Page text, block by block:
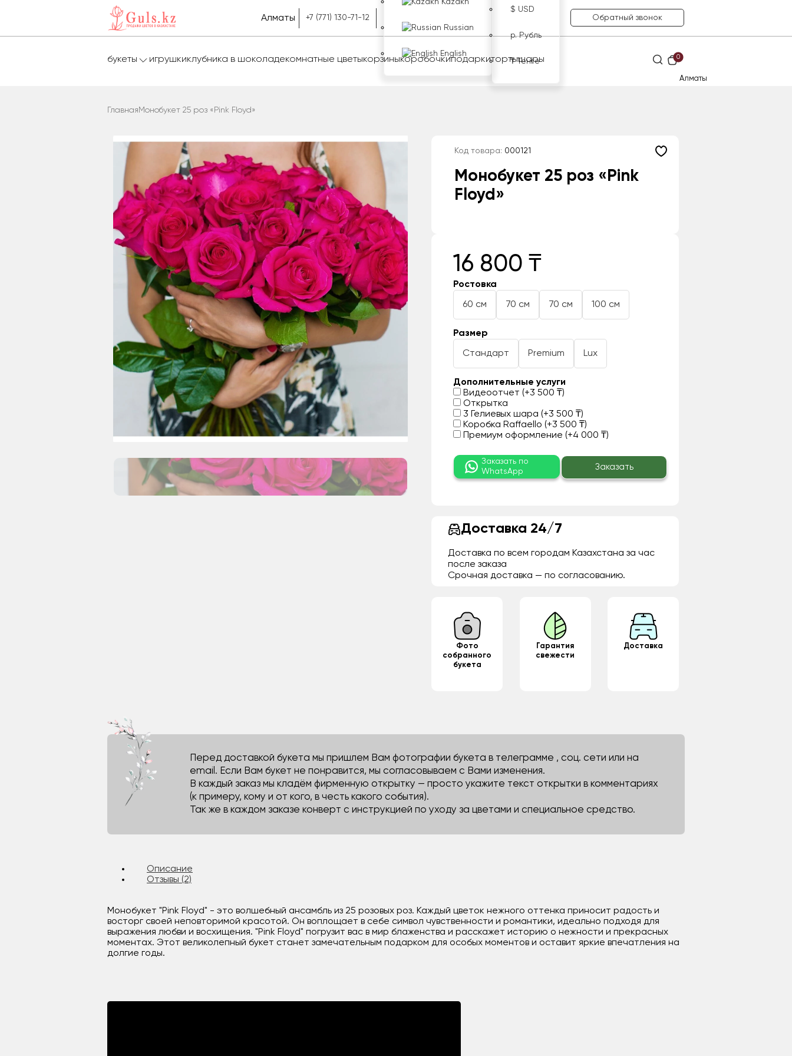
Алматы +7 (771) 130-71-12
Kazakh
Russian
English
$ USD
р. Рубль
₸ Тенге
Обратный звонок
букеты игрушкиклубника в шоколадекомнатные цветыкорзиныкоробочкиподаркитортышары 0
Алматы
Главная Монобукет 25 роз «Pink Floyd»
Код товара: 000121
Монобукет 25 роз «Pink
Floyd»
16 800 ₸
Ростовка
60 см 70 см 70 см 100 см
Размер
Стандарт Premium Lux
Дополнительные услуги
Видеоотчет (+3 500 ₸)
Открытка
3 Гелиевых шара (+3 500 ₸)
Коробка Raffaello (+3 500 ₸)
Премиум оформление (+4 000 ₸)
Заказать по
WhatsApp
Заказать
Доставка 24/7
Доставка по всем городам Казахстана за час
после заказа
Срочная доставка — по согласованию.
Фото
собранного
букета
Гарантия
свежести
Доставка
Перед доставкой букета мы пришлем Вам фотографии букета в телеграмме , соц. сети или на
email. Если Вам букет не понравится, мы согласовываем с Вами изменения.
В каждый заказ мы кладём фирменную открытку — просто укажите текст открытки в комментариях
(к примеру, кому и от кого, в честь какого события).
Так же в каждом заказе конверт с инструкцией по уходу за цветами и специальное средство.
Описание
Отзывы (2)
Монобукет "Pink Floyd" - это волшебный ансамбль из 25 розовых роз. Каждый цветок нежного оттенка приносит радость и
восторг своей неповторимой красотой. Он воплощает в себе символ чувственности и романтики, идеально подходя для
выражения любви и восхищения. "Pink Floyd" погрузит вас в мир блаженства и расскажет историю о нежности и прекрасных
моментах. Этот великолепный букет станет замечательным подарком для особых моментов и оставит яркие впечатления на
долгие годы.